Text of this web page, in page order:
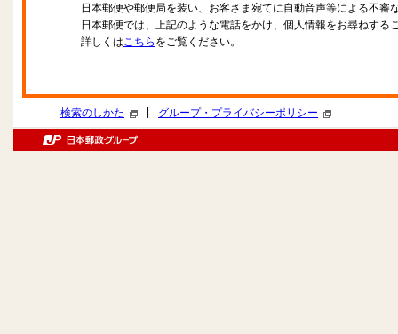
日本郵便や郵便局を装い、お客さま宛てに自動音声等による不審
日本郵便では、上記のような電話をかけ、個人情報をお尋ねする
詳しくはこちら をご覧ください。
検索のしかた グループ・プライバシーポリシー